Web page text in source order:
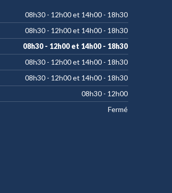
08h30 - 12h00 et 14h00 - 18h30
08h30 - 12h00 et 14h00 - 18h30
08h30 - 12h00 et 14h00 - 18h30
08h30 - 12h00 et 14h00 - 18h30
08h30 - 12h00 et 14h00 - 18h30
08h30 - 12h00
Fermé